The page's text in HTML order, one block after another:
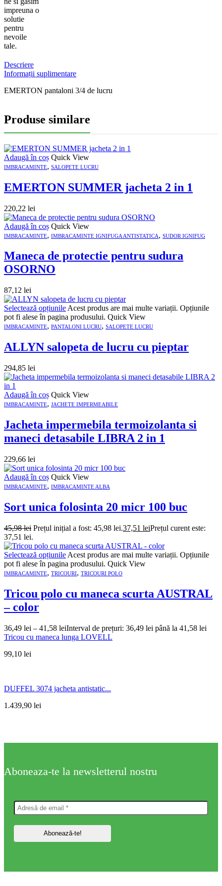
impreuna o
solutie
pentru
nevoile
tale.
Descriere
Informații suplimentare
EMERTON pantaloni 3/4 de lucru
Produse similare
Adaugă în coș Quick View
IMBRACAMINTE, SALOPETE LUCRU
EMERTON SUMMER jacheta 2 in 1
220,22 lei
Adaugă în coș Quick View
IMBRACAMINTE, IMBRACAMINTE IGNIFUGA ANTISTATICA, SUDOR IGNIFUG
Maneca de protectie pentru sudura
OSORNO
87,12 lei
Selectează opțiunile Acest produs are mai multe variații. Opțiunile
pot fi alese în pagina produsului. Quick View
IMBRACAMINTE, PANTALONI LUCRU, SALOPETE LUCRU
ALLYN salopeta de lucru cu pieptar
294,85 lei
Adaugă în coș Quick View
IMBRACAMINTE, JACHETE IMPERMEABILE
Jacheta impermebila termoizolanta si
maneci detasabile LIBRA 2 in 1
229,66 lei
Adaugă în coș Quick View
IMBRACAMINTE, IMBRACAMINTE ALBA
Sort unica folosinta 20 micr 100 buc
45,98lei Prețul inițial a fost: 45,98 lei.37,51 leiPrețul curent este:
37,51 lei.
Selectează opțiunile Acest produs are mai multe variații. Opțiunile
pot fi alese în pagina produsului. Quick View
IMBRACAMINTE, TRICOURI, TRICOURI POLO
Tricou polo cu maneca scurta AUSTRAL
– color
36,49 lei – 41,58 leiInterval de prețuri: 36,49 lei până la 41,58 lei
Tricou cu maneca lunga LOVELL
99,10 lei
DUFFEL 3074 jacheta antistatic...
1.439,90 lei
Aboneaza-te la newsletterul nostru